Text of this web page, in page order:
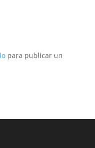
para publicar un